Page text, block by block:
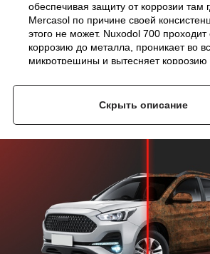
обеспечивая защиту от коррозии там
Mercasol по причине своей
этого не может. Nuxodol 700 проходит
коррозию до металла, проникает во
микротрещины и вытесняет коррозию
Если коррозии нет, то материал
адгезии образует непроницаемую
ржавчины.
Материал зимой не трескается, летом
Если по мимо днища и колесных арок
еще и защита кузова от коррозии
крылья, капот, багажник по рёбрам
Nuxodol 700 - это то, что вам нужно.
Скрыть описание